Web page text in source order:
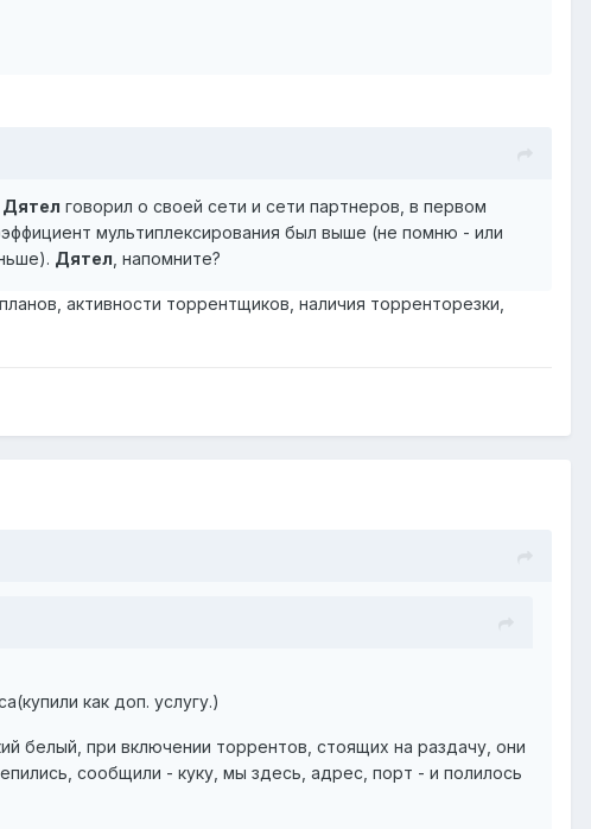
Дятел говорил о своей сети и сети партнеров, в первом
мультиплексирования был выше (не помню - или
Дятел , напомните?
активности торрентщиков, наличия торренторезки,
как доп. услугу.)
белый, при включении торрентов, стоящих на раздачу, они
сообщили - куку, мы здесь, адрес, порт - и полилось